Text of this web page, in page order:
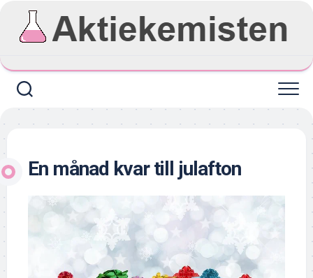
content
En månad kvar till julafton